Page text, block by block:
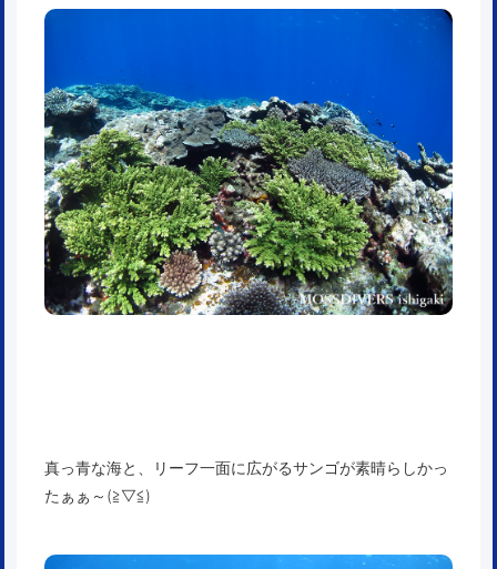
真っ青な海と、リーフ一面に広がるサンゴが素晴らしかっ
たぁぁ～(≧▽≦)